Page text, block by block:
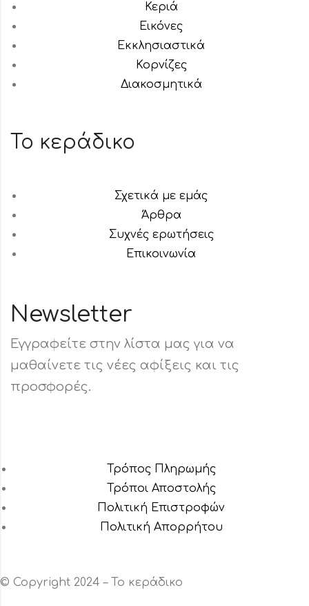
Κεριά
Εικόνες
Εκκλησιαστικά
Κορνίζες
Διακοσμητικά
Το κεράδικο
Σχετικά με εμάς
Άρθρα
Συχνές ερωτήσεις
Επικοινωνία
Newsletter
Εγγραφείτε στην λίστα μας για να
μαθαίνετε τις νέες αφίξεις και τις
προσφορές.
Τρόπος Πληρωμής
Τρόποι Αποστολής
Πολιτική Επιστροφών
Πολιτική Aπορρήτου
© Copyright 2024 – Το κεράδικο